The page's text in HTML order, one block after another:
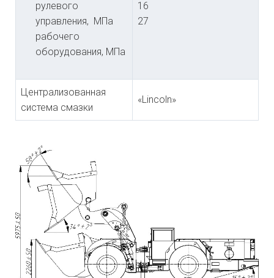
рулевого
управления, МПа
рабочего
оборудования, МПа
16
27
Централизованная
система смазки
«Lincoln»